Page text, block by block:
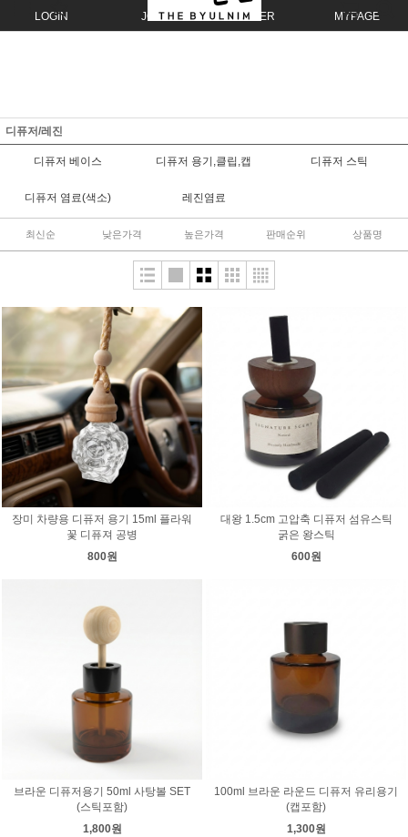
LOGIN JOIN ORDER MYPAGE
디퓨저/레진
디퓨저 베이스 디퓨저 용기,클립,캡 디퓨저 스틱
디퓨저 염료(색소) 레진염료
최신순 낮은가격 높은가격 판매순위 상품명
장미 차량용 디퓨저 용기 15ml 플라워
꽃 디퓨져 공병
800원
대왕 1.5cm 고압축 디퓨저 섬유스틱
굵은 왕스틱
600원
브라운 디퓨저용기 50ml 사탕볼 SET
(스틱포함)
1,800원
100ml 브라운 라운드 디퓨저 유리용기
(캡포함)
1,300원